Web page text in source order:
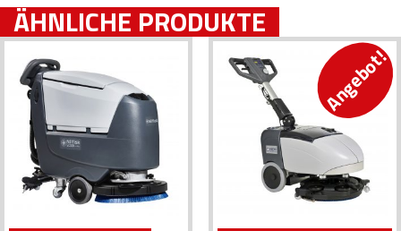
ÄHNLICHE PRODUKTE
Angebot!